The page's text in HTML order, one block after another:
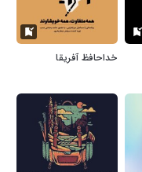
خداحافظ آفریقا